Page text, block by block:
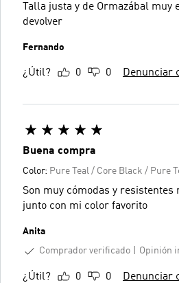
Talla justa y de Ormazábal muy
devolver
Fernando
¿Útil? 0 0 Denunciar
Buena compra
Color: Pure Teal / Core Black / Pure
Son muy cómodas y resistentes
junto con mi color favorito
Anita
Comprador verificado
Opinión
¿Útil? 0 0 Denunciar